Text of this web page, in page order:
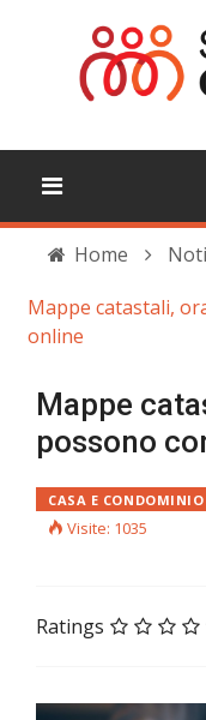
Home
Mappe catastali,
online
Mappe
possono
CASA E CONDOMINIO
Visite: 1035
Ratings